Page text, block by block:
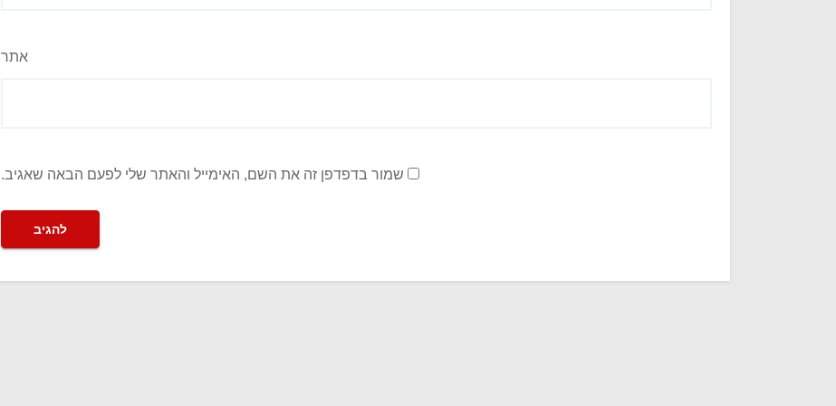
אתר
שמור בדפדפן זה את השם, האימייל והאתר שלי לפעם הבאה שאגיב.